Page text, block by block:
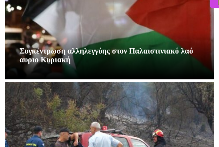
Συγκέντρωση αλληλεγγύης στον Παλαιστινιακό λαό
αυριο Κυριακή